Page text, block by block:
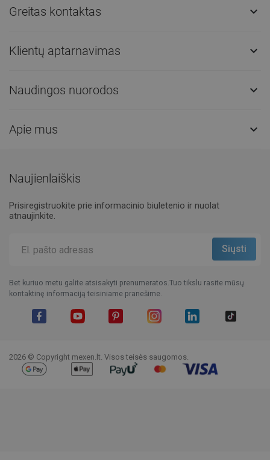
Greitas kontaktas 
Klientų aptarnavimas 
Naudingos nuorodos 
Apie mus 
Naujienlaiškis
Prisiregistruokite prie informacinio biuletenio ir nuolat
atnaujinkite.
Bet kuriuo metu galite atsisakyti prenumeratos.Tuo tikslu rasite mūsų
kontaktinę informaciją teisiniame pranešime.
2026 © Copyright mexen.lt. Visos teisės saugomos.